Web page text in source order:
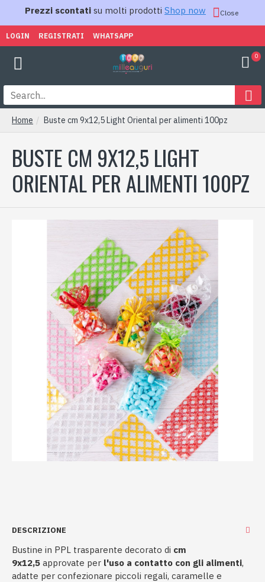
Prezzi scontati su molti prodotti Shop now Close
LOGIN REGISTRATI WHATSAPP
0
Home Buste cm 9x12,5 Light Oriental per alimenti 100pz
BUSTE CM 9X12,5 LIGHT
ORIENTAL PER ALIMENTI 100PZ
DESCRIZIONE
Bustine in PPL trasparente decorato di cm
9x12,5 approvate per l'uso a contatto con gli alimenti,
adatte per confezionare piccoli regali, caramelle e